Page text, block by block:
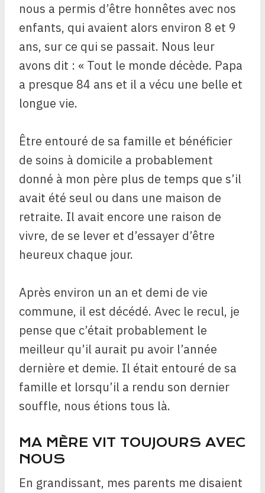
nous a permis d’être honnêtes avec nos
enfants, qui avaient alors environ 8 et 9
ans, sur ce qui se passait. Nous leur
avons dit : « Tout le monde décède. Papa
a presque 84 ans et il a vécu une belle et
longue vie.
Être entouré de sa famille et bénéficier
de soins à domicile a probablement
donné à mon père plus de temps que s’il
avait été seul ou dans une maison de
retraite. Il avait encore une raison de
vivre, de se lever et d’essayer d’être
heureux chaque jour.
Après environ un an et demi de vie
commune, il est décédé. Avec le recul, je
pense que c’était probablement le
meilleur qu’il aurait pu avoir l’année
dernière et demie. Il était entouré de sa
famille et lorsqu’il a rendu son dernier
souffle, nous étions tous là.
MA MÈRE VIT TOUJOURS AVEC
NOUS
En grandissant, mes parents me disaient